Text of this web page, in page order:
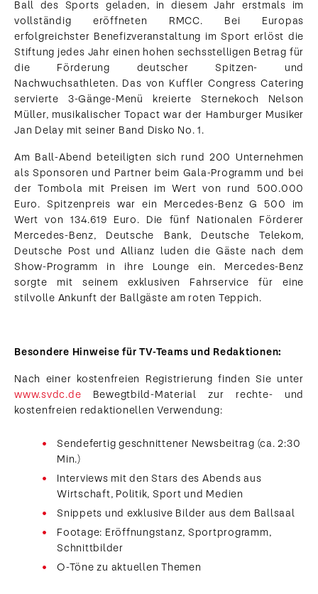
Ball des Sports geladen, in diesem Jahr erstmals im
vollständig eröffneten RMCC. Bei Europas
erfolgreichster Benefizveranstaltung im Sport erlöst die
Stiftung jedes Jahr einen hohen sechsstelligen Betrag für
die Förderung deutscher Spitzen- und
Nachwuchsathleten. Das von Kuffler Congress Catering
servierte 3-Gänge-Menü kreierte Sternekoch Nelson
Müller, musikalischer Topact war der Hamburger Musiker
Jan Delay mit seiner Band Disko No. 1.
Am Ball-Abend beteiligten sich rund 200 Unternehmen
als Sponsoren und Partner beim Gala-Programm und bei
der Tombola mit Preisen im Wert von rund 500.000
Euro. Spitzenpreis war ein Mercedes-Benz G 500 im
Wert von 134.619 Euro. Die fünf Nationalen Förderer
Mercedes-Benz, Deutsche Bank, Deutsche Telekom,
Deutsche Post und Allianz luden die Gäste nach dem
Show-Programm in ihre Lounge ein. Mercedes-Benz
sorgte mit seinem exklusiven Fahrservice für eine
stilvolle Ankunft der Ballgäste am roten Teppich.
Besondere Hinweise für TV-Teams und Redaktionen:
Nach einer kostenfreien Registrierung finden Sie unter
www.svdc.de Bewegtbild-Material zur rechte- und
kostenfreien redaktionellen Verwendung:
Sendefertig geschnittener Newsbeitrag (ca. 2:30
Min.)
Interviews mit den Stars des Abends aus
Wirtschaft, Politik, Sport und Medien
Snippets und exklusive Bilder aus dem Ballsaal
Footage: Eröffnungstanz, Sportprogramm,
Schnittbilder
O-Töne zu aktuellen Themen